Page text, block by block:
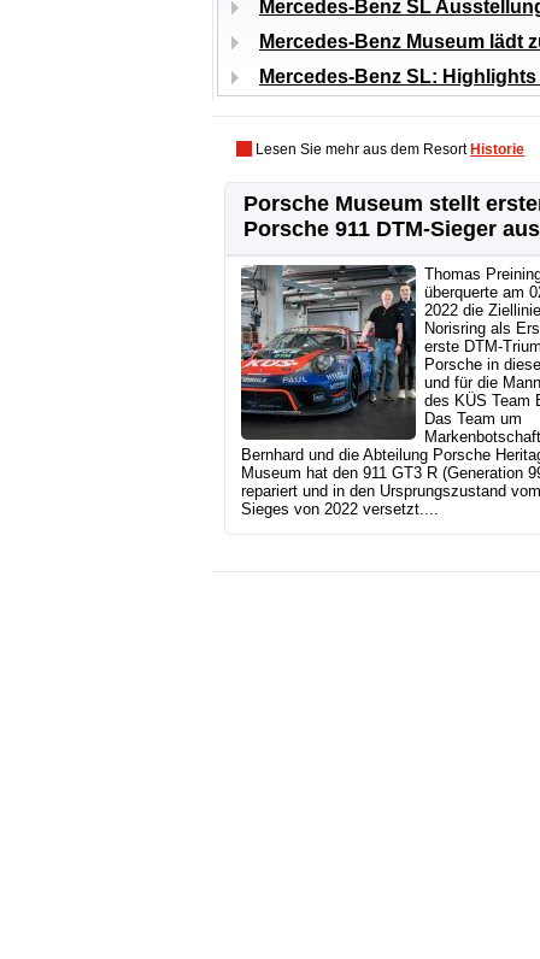
Mercedes-Benz SL
Mercedes-Benz Museum lädt
Mercedes-Benz SL:
Lesen Sie mehr aus dem Resort Historie
Porsche Museum stellt
Porsche 911 DTM-Sieger aus
Thomas
überquerte am
2022 die
Norisring als
erste DTM-
Porsche in
und für die
des KÜS Team
Das Team um
Bernhard und die Abteilung Porsche
Museum hat den 911 GT3 R (Generation
repariert und in den Ursprungszustand
Sieges von 2022 versetzt....